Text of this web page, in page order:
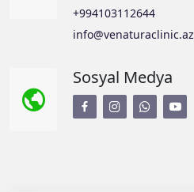
+994103112644
info@venaturaclinic.az
Sosyal Medya